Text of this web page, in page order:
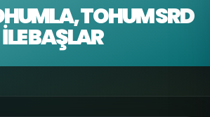
TOHUM SRD
İLE BAŞLAR